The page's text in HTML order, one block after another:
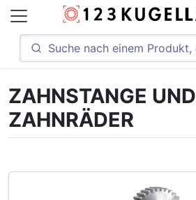
ZAHNSTANGE UND
ZAHNRÄDER